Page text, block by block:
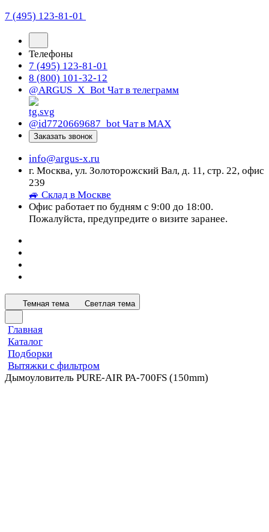
7 (495) 123-81-01
Телефоны
7 (495) 123-81-01
8 (800) 101-32-12
@ARGUS_X_Bot Чат в телеграмм
@id7720669687_bot Чат в МАХ
Заказать звонок
info@argus-x.ru
г. Москва, ул. Золоторожский Вал, д. 11, стр. 22, офис
239
🚙 Склад в Москве
Офис работает по будням с 9:00 до 18:00.
Пожалуйста, предупредите о визите заранее.
Темная тема Светлая тема
Главная
Каталог
Подборки
Вытяжки с фильтром
Дымоуловитель PURE-AIR PA-700FS (150mm)